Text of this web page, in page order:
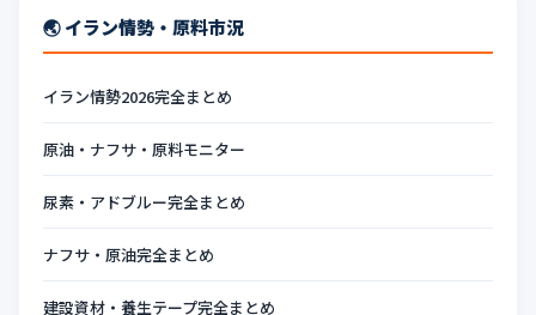
🌏 イラン情勢・原料市況
イラン情勢2026完全まとめ
原油・ナフサ・原料モニター
尿素・アドブルー完全まとめ
ナフサ・原油完全まとめ
建設資材・養生テープ完全まとめ